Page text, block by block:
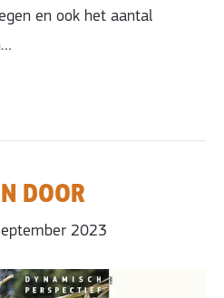
en ook het aantal
DOOR
2023